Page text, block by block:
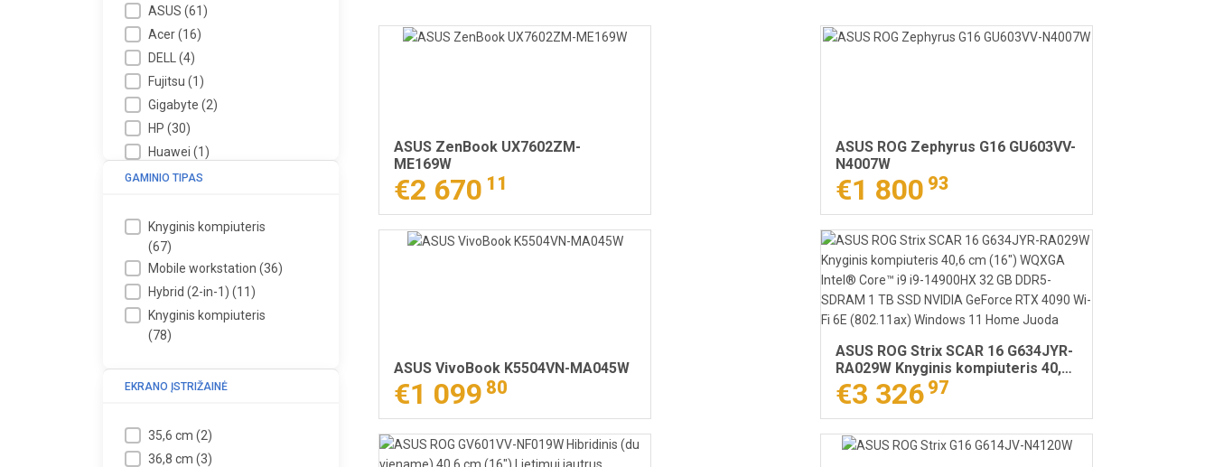
ASUS(61)
Acer(16)
DELL(4)
Fujitsu(1)
Gigabyte(2)
HP(30)
Huawei(1)
Lenovo(20
MSI(51)
Samsung
GAMINIO TIPAS
Knyginis kompiuteris
(67)
Mobile workstation(36)
Hybrid (2-in-1)(11)
Knyginis kompiuteris
(78)
EKRANO ĮSTRIŽAINĖ
35,6 cm(2)
36,8 cm(3)
ASUS ZenBook UX7602ZM-
ME169W
€2 670 11
ASUS ROG Zephyrus G16 GU603VV-
N4007W
€1 800 93
ASUS VivoBook K5504VN-MA045W
€1 099 80
ASUS ROG Strix SCAR 16 G634JYR-
RA029W Knyginis kompiuteris 40,6
cm (16") WQXGA Intel® Core™ i9 i9-
14900HX 32 GB DDR5-SDRAM 1 TB
SSD NVIDIA GeForce RTX 4090 Wi-
Fi 6E (802.11ax) Windows 11 Home
Juoda
€3 326 97